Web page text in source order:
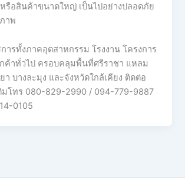
รือสินค้าขนาดใหญ่ เป็นไปอย่างปลอดภัย
าพ
ารทั้งภาคอุตสาหกรรม โรงงาน โครงการ
ค้าทั่วไป ครอบคลุมพื้นที่ศรีราชา แหลม
บางละมุง และจังหวัดใกล้เคียง ติดต่อ
มโทร 080-829-2990 / 094-779-9887
0105